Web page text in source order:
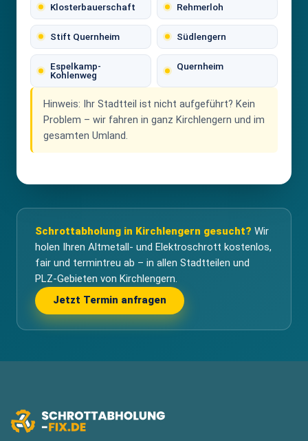
Klosterbauerschaft Rehmerloh
Stift Quernheim Südlengern
Espelkamp-
Kohlenweg
Quernheim
Hinweis: Ihr Stadtteil ist nicht aufgeführt? Kein
Problem – wir fahren in ganz Kirchlengern und im
gesamten Umland.
Schrottabholung in Kirchlengern gesucht? Wir
holen Ihren Altmetall- und Elektroschrott kostenlos,
fair und termintreu ab – in allen Stadtteilen und
PLZ-Gebieten von Kirchlengern.
Jetzt Termin anfragen